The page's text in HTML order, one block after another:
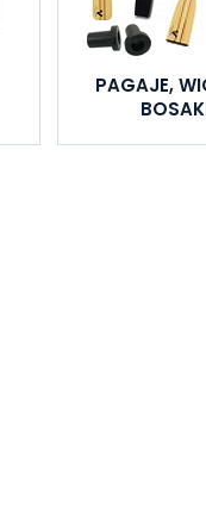
PAGAJE,